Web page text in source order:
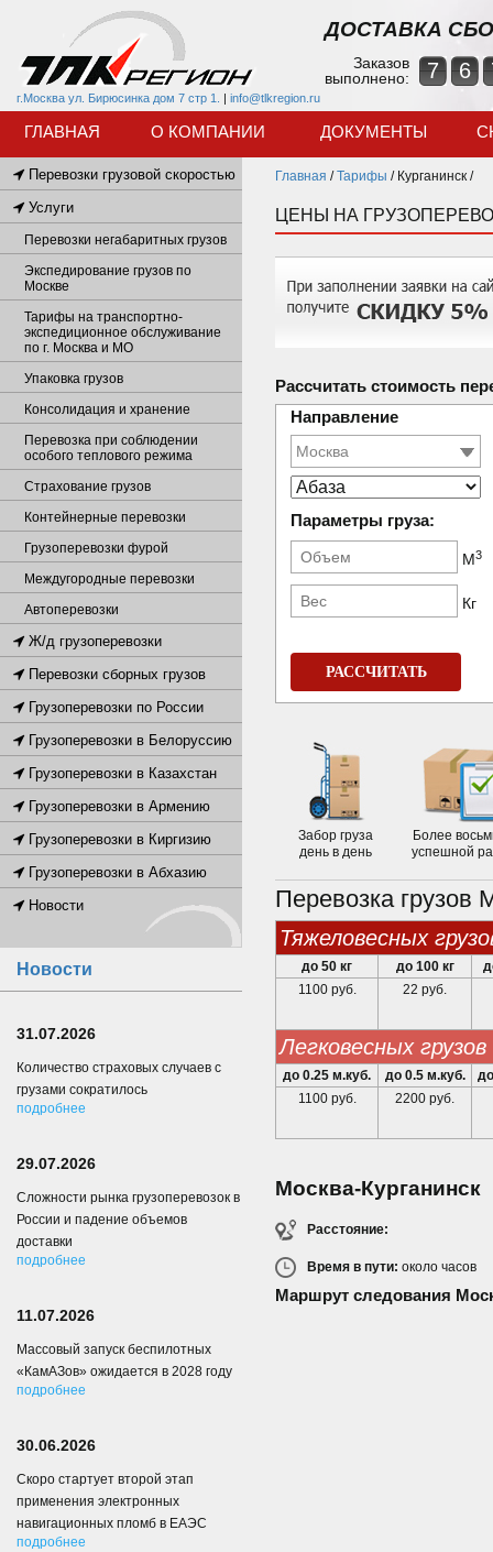
г.Москва ул. Бирюсинка дом 7 стр 1. | info@tlkregion.ru
ДОСТАВКА
Заказов
выполнено:
7 6
ГЛАВНАЯ О КОМПАНИИ ДОКУМЕНТЫ
Главная /Тарифы / Курганинск /
ЦЕНЫ НА
Рассчитать стоимость
Направление
Параметры груза:
М3
Кг
РАССЧИТАТЬ
Забор груза
день в день
Более
успешной
Перевозка грузов
тяжеловесных
до 50 кг до 100 кг
1100 руб.
22 руб.
легковесных грузов
до 0.25 м.куб. до 0.5 м.куб.
1100 руб.
2200 руб.
Москва-Курганинск
Расстояние:
Время в пути: около часов
Маршрут следования
Перевозки грузовой скоростью
Услуги
Перевозки негабаритных грузов
Экспедирование грузов по
Москве
Тарифы на транспортно-
экспедиционное обслуживание
по г. Москва и МО
Упаковка грузов
Консолидация и хранение
Перевозка при соблюдении
особого теплового режима
Страхование грузов
Контейнерные перевозки
Грузоперевозки фурой
Междугородные перевозки
Автоперевозки
Ж/д грузоперевозки
Перевозки сборных грузов
Грузоперевозки по России
Грузоперевозки в Белоруссию
Грузоперевозки в Казахстан
Грузоперевозки в Армению
Грузоперевозки в Киргизию
Грузоперевозки в Абхазию
Новости
Новости
31.07.2026
Количество страховых случаев с
грузами сократилось
подробнее
29.07.2026
Сложности рынка грузоперевозок в
России и падение объемов
доставки
подробнее
11.07.2026
Массовый запуск беспилотных
«КамАЗов» ожидается в 2028 году
подробнее
30.06.2026
Скоро стартует второй этап
применения электронных
навигационных пломб в ЕАЭС
подробнее